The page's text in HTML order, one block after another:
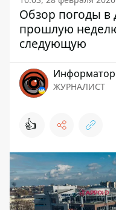
Обзор погоды в
прошлую
следующую
ЖУРНАЛИСТ
👍